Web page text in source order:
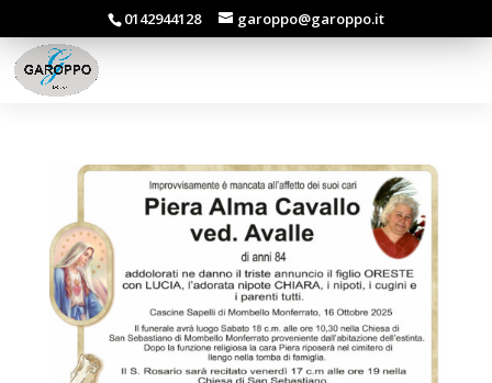
0142944128 garoppo@garoppo.it